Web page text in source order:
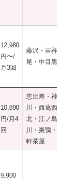
12,980
円〜/
月3回
藤沢・吉
尾・中目
10,890
円/月4
回
恵比寿・
川・西葛
北・江ノ
川・巣鴨
軒茶屋
9,900